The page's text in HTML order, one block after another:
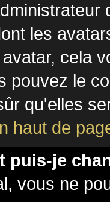
les
cela
pouvez le
qu'elles
haut de
puis-je
vous ne